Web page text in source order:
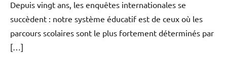
Depuis vingt ans, les enquêtes internationales se
succèdent : notre système éducatif est de ceux où les
parcours scolaires sont le plus fortement déterminés par
[…]